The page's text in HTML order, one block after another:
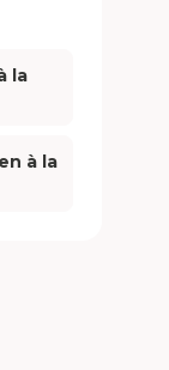
la
à la